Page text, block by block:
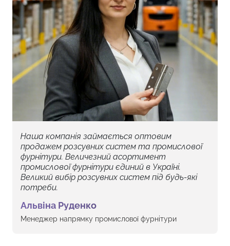
Наша компанія займається оптовим
продажем розсувних систем та промислової
фурнітури. Величезний асортимент
промислової фурнітури єдиний в Україні.
Великий вибір розсувних систем під будь-які
потреби.
Альвіна Руденко
Менеджер напрямку промислової фурнітури